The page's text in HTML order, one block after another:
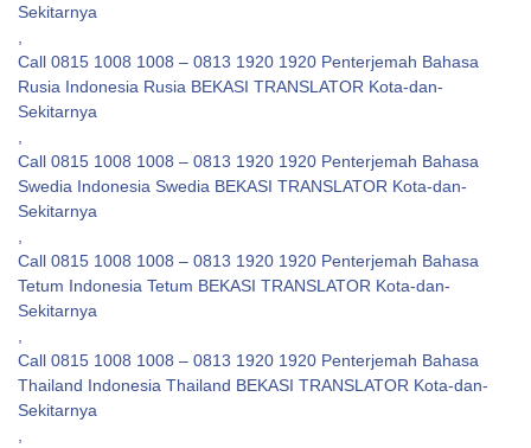
Sekitarnya
Call 0815 1008 1008 – 0813 1920 1920 Penterjemah Bahasa
Rusia Indonesia Rusia BEKASI TRANSLATOR Kota-dan-
Sekitarnya
Call 0815 1008 1008 – 0813 1920 1920 Penterjemah Bahasa
Swedia Indonesia Swedia BEKASI TRANSLATOR Kota-dan-
Sekitarnya
Call 0815 1008 1008 – 0813 1920 1920 Penterjemah Bahasa
Tetum Indonesia Tetum BEKASI TRANSLATOR Kota-dan-
Sekitarnya
Call 0815 1008 1008 – 0813 1920 1920 Penterjemah Bahasa
Thailand Indonesia Thailand BEKASI TRANSLATOR Kota-dan-
Sekitarnya